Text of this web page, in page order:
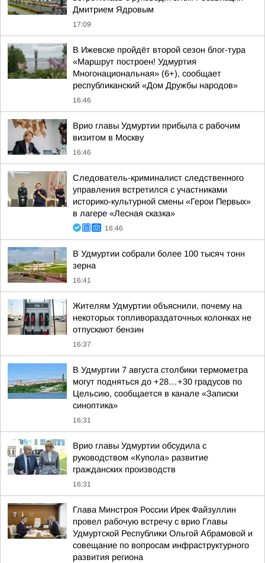
Дмитрием Ядровым
17:09
В Ижевске пройдёт второй сезон блог-тура
«Маршрут построен! Удмуртия
Многонациональная» (6+), сообщает
республиканский «Дом Дружбы народов»
16:46
Врио главы Удмуртии прибыла с рабочим
визитом в Москву
16:46
Следователь-криминалист следственного
управления встретился с участниками
историко-культурной смены «Герои Первых»
в лагере «Лесная сказка»
16:46
В Удмуртии собрали более 100 тысяч тонн
зерна
16:41
Жителям Удмуртии объяснили, почему на
некоторых топливораздаточных колонках не
отпускают бензин
16:37
В Удмуртии 7 августа столбики термометра
могут подняться до +28…+30 градусов по
Цельсию, сообщается в канале «Записки
синоптика»
16:31
Врио главы Удмуртии обсудила с
руководством «Купола» развитие
гражданских производств
16:31
Глава Минстроя России Ирек Файзуллин
провел рабочую встречу с врио Главы
Удмуртской Республики Ольгой Абрамовой и
совещание по вопросам инфраструктурного
развития региона